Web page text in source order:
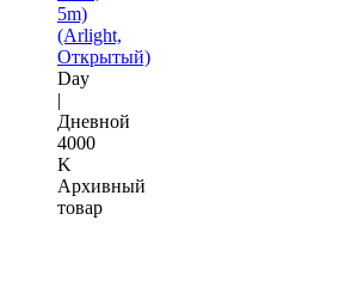
5m)
(Arlight,
Открытый)
Day
|
Дневной
4000
K
Архивный
товар